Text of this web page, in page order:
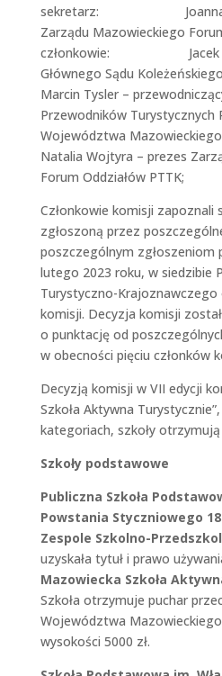
sekretarz: Joanna
Zarządu Mazowieckiego
członkowie: Jacek
Głównego Sądu
Marcin Tysler –
Przewodników Turystycznych
Województwa
Natalia Wojtyra – prezes
Forum Oddziałów PTTK;
Członkowie komisji zapoznali
zgłoszoną przez
poszczególnym zgłoszeniom
lutego 2023 roku, w siedzibie
Turystyczno-Krajoznawczego
komisji. Decyzja komisji
o punktację od
w obecności pięciu członków
Decyzją komisji w VII edycji
Szkoła Aktywna
kategoriach, szkoły
Szkoły podstawowe
Publiczna Szkoła
Powstania Styczniowego
Zespole Szkolno-
uzyskała tytuł i prawo
Mazowiecka Szkoła
Szkoła otrzymuje puchar
Województwa
wysokości 5000 zł.